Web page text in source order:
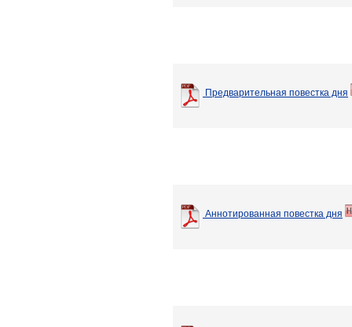
Предварительная повестка дня
Аннотированная повестка дня